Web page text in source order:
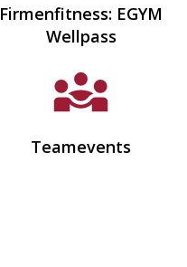
Firmenfitness: EGYM
Wellpass
Teamevents